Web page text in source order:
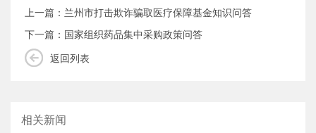
上一篇： 兰州市打击欺诈骗取医疗保障基金知识问答
下一篇：国家组织药品集中采购政策问答
返回列表
相关新闻